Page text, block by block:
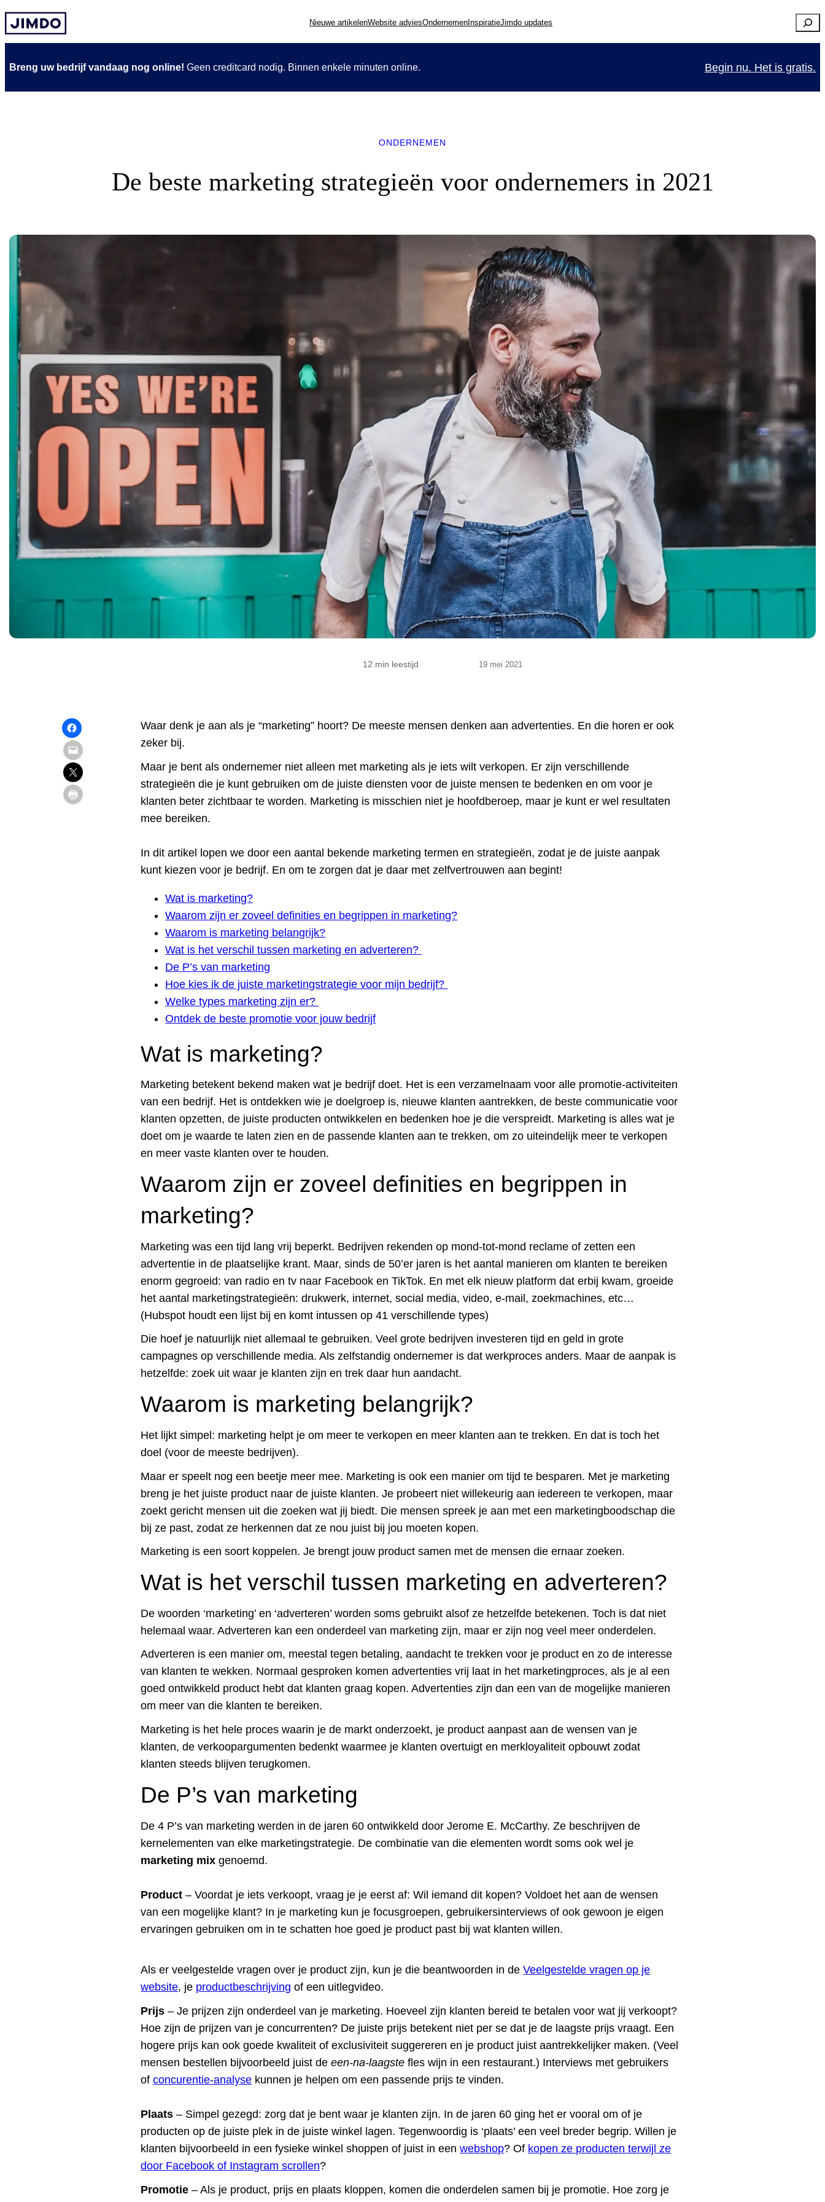
Ga
naar
inhoud
Nieuwe artikelenWebsite adviesOndernemen InspiratieJimdo updates
Breng uw bedrijf vandaag nog online!Geen creditcard nodig. Binnen enkele minuten online. Begin nu. Het is gratis.
ONDERNEMEN
De beste marketing strategieën voor ondernemers in 2021
12 min leestijd 19 mei 2021
Waar denk je aan als je “marketing” hoort? De meeste mensen denken aan advertenties. En die horen er ook
zeker bij.
Maar je bent als ondernemer niet alleen met marketing als je iets wilt verkopen. Er zijn verschillende
strategieën die je kunt gebruiken om de juiste diensten voor de juiste mensen te bedenken en om voor je
klanten beter zichtbaar te worden. Marketing is misschien niet je hoofdberoep, maar je kunt er wel resultaten
mee bereiken.
In dit artikel lopen we door een aantal bekende marketing termen en strategieën, zodat je de juiste aanpak
kunt kiezen voor je bedrijf. En om te zorgen dat je daar met zelfvertrouwen aan begint!
Wat is marketing?
Waarom zijn er zoveel definities en begrippen in marketing?
Waarom is marketing belangrijk?
Wat is het verschil tussen marketing en adverteren?
De P’s van marketing
Hoe kies ik de juiste marketingstrategie voor mijn bedrijf?
Welke types marketing zijn er?
Ontdek de beste promotie voor jouw bedrijf
Wat is marketing?
Marketing betekent bekend maken wat je bedrijf doet. Het is een verzamelnaam voor alle promotie-activiteiten
van een bedrijf. Het is ontdekken wie je doelgroep is, nieuwe klanten aantrekken, de beste communicatie voor
klanten opzetten, de juiste producten ontwikkelen en bedenken hoe je die verspreidt. Marketing is alles wat je
doet om je waarde te laten zien en de passende klanten aan te trekken, om zo uiteindelijk meer te verkopen
en meer vaste klanten over te houden.
Waarom zijn er zoveel definities en begrippen in
marketing?
Marketing was een tijd lang vrij beperkt. Bedrijven rekenden op mond-tot-mond reclame of zetten een
advertentie in de plaatselijke krant. Maar, sinds de 50’er jaren is het aantal manieren om klanten te bereiken
enorm gegroeid: van radio en tv naar Facebook en TikTok. En met elk nieuw platform dat erbij kwam, groeide
het aantal marketingstrategieën: drukwerk, internet, social media, video, e-mail, zoekmachines, etc…
(Hubspot houdt een lijst bij en komt intussen op 41 verschillende types)
Die hoef je natuurlijk niet allemaal te gebruiken. Veel grote bedrijven investeren tijd en geld in grote
campagnes op verschillende media. Als zelfstandig ondernemer is dat werkproces anders. Maar de aanpak is
hetzelfde: zoek uit waar je klanten zijn en trek daar hun aandacht.
Waarom is marketing belangrijk?
Het lijkt simpel: marketing helpt je om meer te verkopen en meer klanten aan te trekken. En dat is toch het
doel (voor de meeste bedrijven).
Maar er speelt nog een beetje meer mee. Marketing is ook een manier om tijd te besparen. Met je marketing
breng je het juiste product naar de juiste klanten. Je probeert niet willekeurig aan iedereen te verkopen, maar
zoekt gericht mensen uit die zoeken wat jij biedt. Die mensen spreek je aan met een marketingboodschap die
bij ze past, zodat ze herkennen dat ze nou juist bij jou moeten kopen.
Marketing is een soort koppelen. Je brengt jouw product samen met de mensen die ernaar zoeken.
Wat is het verschil tussen marketing en adverteren?
De woorden ‘marketing’ en ‘adverteren’ worden soms gebruikt alsof ze hetzelfde betekenen. Toch is dat niet
helemaal waar. Adverteren kan een onderdeel van marketing zijn, maar er zijn nog veel meer onderdelen.
Adverteren is een manier om, meestal tegen betaling, aandacht te trekken voor je product en zo de interesse
van klanten te wekken. Normaal gesproken komen advertenties vrij laat in het marketingproces, als je al een
goed ontwikkeld product hebt dat klanten graag kopen. Advertenties zijn dan een van de mogelijke manieren
om meer van die klanten te bereiken.
Marketing is het hele proces waarin je de markt onderzoekt, je product aanpast aan de wensen van je
klanten, de verkoopargumenten bedenkt waarmee je klanten overtuigt en merkloyaliteit opbouwt zodat
klanten steeds blijven terugkomen.
De P’s van marketing
De 4 P’s van marketing werden in de jaren 60 ontwikkeld door Jerome E. McCarthy. Ze beschrijven de
kernelementen van elke marketingstrategie. De combinatie van die elementen wordt soms ook wel je
marketing mix genoemd.
Product – Voordat je iets verkoopt, vraag je je eerst af: Wil iemand dit kopen? Voldoet het aan de wensen
van een mogelijke klant? In je marketing kun je focusgroepen, gebruikersinterviews of ook gewoon je eigen
ervaringen gebruiken om in te schatten hoe goed je product past bij wat klanten willen.
Als er veelgestelde vragen over je product zijn, kun je die beantwoorden in deVeelgestelde vragen op je
website, je productbeschrijving of een uitlegvideo.
Prijs – Je prijzen zijn onderdeel van je marketing. Hoeveel zijn klanten bereid te betalen voor wat jij verkoopt?
Hoe zijn de prijzen van je concurrenten? De juiste prijs betekent niet per se dat je de laagste prijs vraagt. Een
hogere prijs kan ook goede kwaliteit of exclusiviteit suggereren en je product juist aantrekkelijker maken. (Veel
mensen bestellen bijvoorbeeld juist deeen-na-laagste fles wijn in een restaurant.) Interviews met gebruikers
ofconcurentie-analyse kunnen je helpen om een passende prijs te vinden.
Plaats – Simpel gezegd: zorg dat je bent waar je klanten zijn. In de jaren 60 ging het er vooral om of je
producten op de juiste plek in de juiste winkel lagen. Tegenwoordig is ‘plaats’ een veel breder begrip. Willen je
klanten bijvoorbeeld in een fysieke winkel shoppen of juist in eenwebshop? Of kopen ze producten terwijl ze
door Facebook of Instagram scrollen?
Promotie– Als je product, prijs en plaats kloppen, komen die onderdelen samen bij je promotie. Hoe zorg je